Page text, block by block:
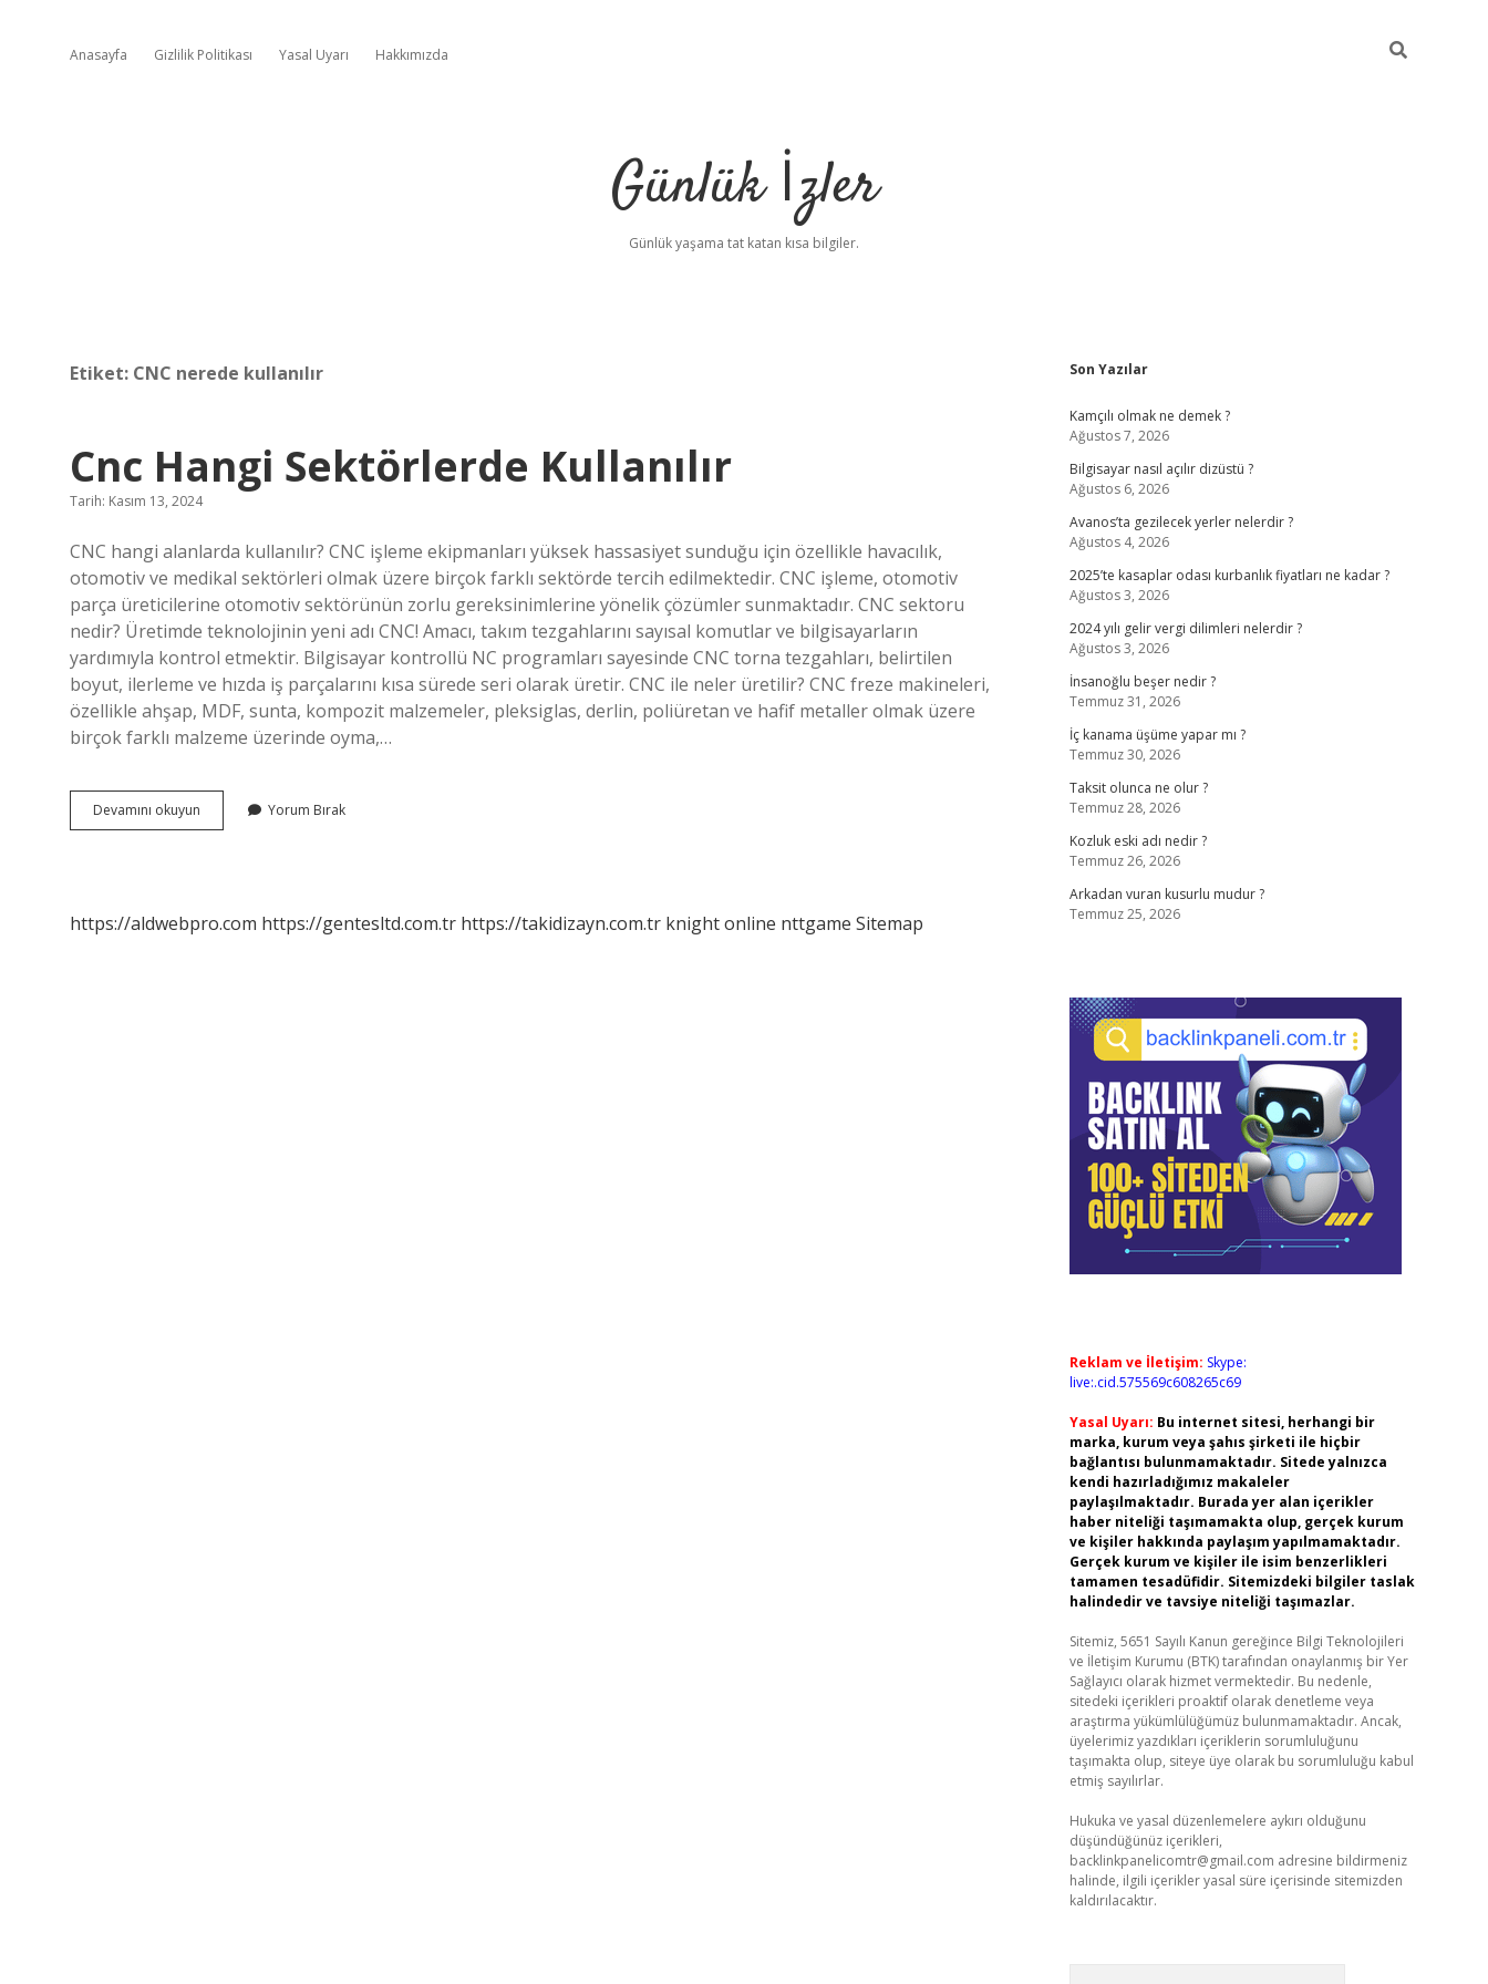
Anasayfa Gizlilik Politikası Yasal Uyarı Hakkımızda
Günlük İzler
Günlük yaşama tat katan kısa bilgiler.
Etiket: CNC nerede kullanılır
Cnc Hangi Sektörlerde Kullanılır
Tarih: Kasım 13, 2024
CNC hangi alanlarda kullanılır? CNC işleme ekipmanları yüksek hassasiyet sunduğu için özellikle havacılık,
otomotiv ve medikal sektörleri olmak üzere birçok farklı sektörde tercih edilmektedir. CNC işleme, otomotiv
parça üreticilerine otomotiv sektörünün zorlu gereksinimlerine yönelik çözümler sunmaktadır. CNC sektoru
nedir? Üretimde teknolojinin yeni adı CNC! Amacı, takım tezgahlarını sayısal komutlar ve bilgisayarların
yardımıyla kontrol etmektir. Bilgisayar kontrollü NC programları sayesinde CNC torna tezgahları, belirtilen
boyut, ilerleme ve hızda iş parçalarını kısa sürede seri olarak üretir. CNC ile neler üretilir? CNC freze makineleri,
özellikle ahşap, MDF, sunta, kompozit malzemeler, pleksiglas, derlin, poliüretan ve hafif metaller olmak üzere
birçok farklı malzeme üzerinde oyma,…
Devamını okuyun
Hangi
Yorum Bırak
https://aldwebpro.com https://gentesltd.com.tr https://takidizayn.com.tr knight online nttgame Sitemap
Sidebar
Son Yazılar
Kamçılı olmak ne demek ?
Ağustos 7, 2026
Bilgisayar nasıl açılır dizüstü ?
Ağustos 6, 2026
Avanos’ta gezilecek yerler nelerdir ?
Ağustos 4, 2026
2025’te kasaplar odası kurbanlık fiyatları ne kadar ?
Ağustos 3, 2026
2024 yılı gelir vergi dilimleri nelerdir ?
Ağustos 3, 2026
İnsanoğlu beşer nedir ?
Temmuz 31, 2026
İç kanama üşüme yapar mı ?
Temmuz 30, 2026
Taksit olunca ne olur ?
Temmuz 28, 2026
Kozluk eski adı nedir ?
Temmuz 26, 2026
Arkadan vuran kusurlu mudur ?
Temmuz 25, 2026
Reklam ve İletişim: Skype:
live:.cid.575569c608265c69
Yasal Uyarı: Bu internet sitesi, herhangi bir
marka, kurum veya şahıs şirketi ile hiçbir
bağlantısı bulunmamaktadır. Sitede yalnızca
kendi hazırladığımız makaleler
paylaşılmaktadır. Burada yer alan içerikler
haber niteliği taşımamakta olup, gerçek kurum
ve kişiler hakkında paylaşım yapılmamaktadır.
Gerçek kurum ve kişiler ile isim benzerlikleri
tamamen tesadüfidir. Sitemizdeki bilgiler taslak
halindedir ve tavsiye niteliği taşımazlar.
Sitemiz, 5651 Sayılı Kanun gereğince Bilgi Teknolojileri
ve İletişim Kurumu (BTK) tarafından onaylanmış bir Yer
Sağlayıcı olarak hizmet vermektedir. Bu nedenle,
sitedeki içerikleri proaktif olarak denetleme veya
araştırma yükümlülüğümüz bulunmamaktadır. Ancak,
üyelerimiz yazdıkları içeriklerin sorumluluğunu
taşımakta olup, siteye üye olarak bu sorumluluğu kabul
etmiş sayılırlar.
Hukuka ve yasal düzenlemelere aykırı olduğunu
düşündüğünüz içerikleri,
backlinkpanelicomtr@gmail.com adresine bildirmeniz
halinde, ilgili içerikler yasal süre içerisinde sitemizden
kaldırılacaktır.